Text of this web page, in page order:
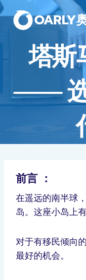
OARLY
塔斯
—— 选
前言 ：
在遥远的南半球
岛。这座小岛上
对于有移民倾向
最好的机会。